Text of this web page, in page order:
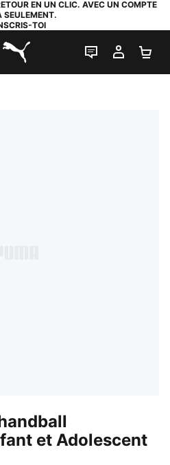
EN UN CLIC. AVEC UN COMPTE
SEULEMENT.
TOI
PUMA.com
LIVE CHAT
MON
et Adolescent